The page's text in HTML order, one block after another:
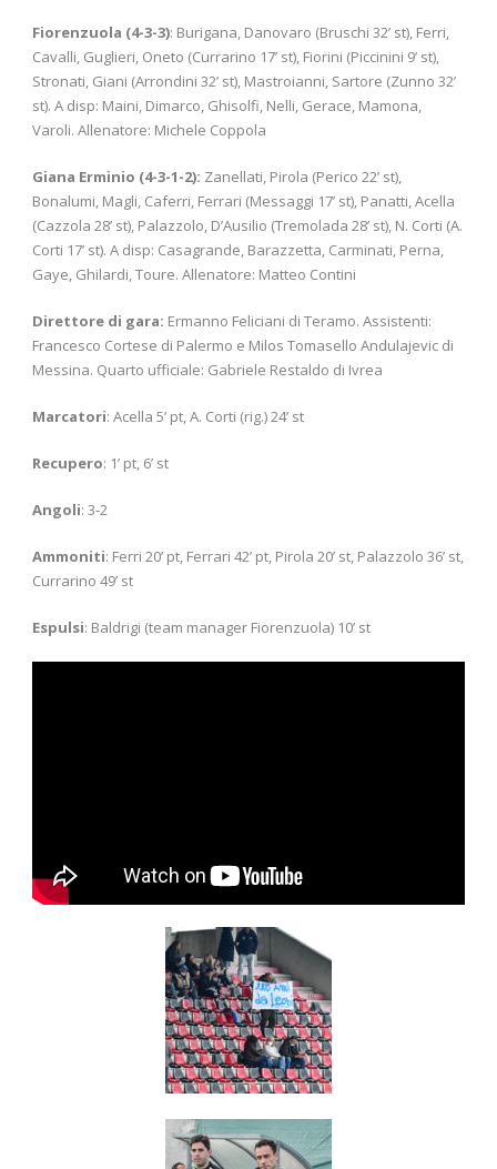
Fiorenzuola (4-3-3): Burigana, Danovaro (Bruschi 32’ st), Ferri,
Cavalli, Guglieri, Oneto (Currarino 17’ st), Fiorini (Piccinini 9’ st),
Stronati, Giani (Arrondini 32’ st), Mastroianni, Sartore (Zunno 32’
st). A disp: Maini, Dimarco, Ghisolfi, Nelli, Gerace, Mamona,
Varoli. Allenatore: Michele Coppola
Giana Erminio (4-3-1-2): Zanellati, Pirola (Perico 22’ st),
Bonalumi, Magli, Caferri, Ferrari (Messaggi 17’ st), Panatti, Acella
(Cazzola 28’ st), Palazzolo, D’Ausilio (Tremolada 28’ st), N. Corti (A.
Corti 17’ st). A disp: Casagrande, Barazzetta, Carminati, Perna,
Gaye, Ghilardi, Toure. Allenatore: Matteo Contini
Direttore di gara: Ermanno Feliciani di Teramo. Assistenti:
Francesco Cortese di Palermo e Milos Tomasello Andulajevic di
Messina. Quarto ufficiale: Gabriele Restaldo di Ivrea
Marcatori: Acella 5’ pt, A. Corti (rig.) 24’ st
Recupero: 1’ pt, 6’ st
Angoli: 3-2
Ammoniti: Ferri 20’ pt, Ferrari 42’ pt, Pirola 20’ st, Palazzolo 36’ st,
Currarino 49’ st
Espulsi: Baldrigi (team manager Fiorenzuola) 10’ st